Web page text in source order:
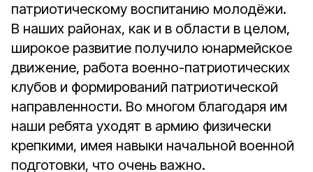
патриотическому воспитанию молодёжи.
В наших районах, как и в области в целом,
широкое развитие получило юнармейское
движение, работа военно-патриотических
клубов и формирований патриотической
направленности. Во многом благодаря им
наши ребята уходят в армию физически
крепкими, имея навыки начальной военной
подготовки, что очень важно.